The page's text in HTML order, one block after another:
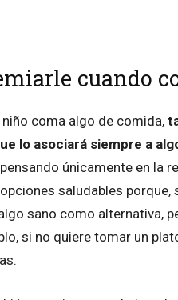
cuando
coma algo de comida,
lo asociará siempre a
únicamente en la
saludables
sano como alternativa,
si no quiere tomar un